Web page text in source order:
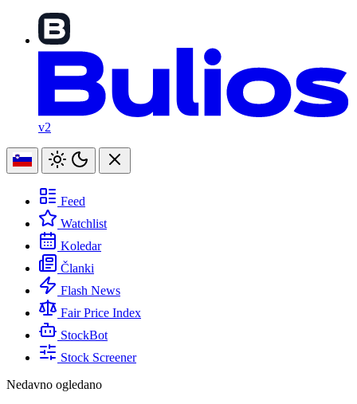
v2
Feed
Watchlist
Koledar
Članki
Flash News
Fair Price Index
StockBot
Stock Screener
Nedavno ogledano